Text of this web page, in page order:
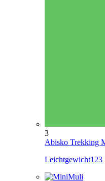
3
Abisko Trekking
Leichtgewicht123